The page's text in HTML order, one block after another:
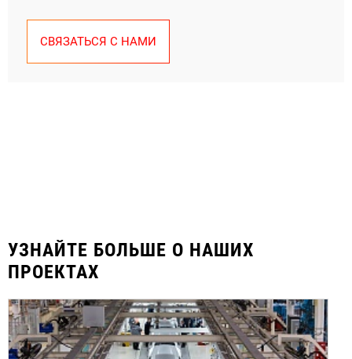
СВЯЗАТЬСЯ С НАМИ
УЗНАЙТЕ БОЛЬШЕ О НАШИХ
ПРОЕКТАХ